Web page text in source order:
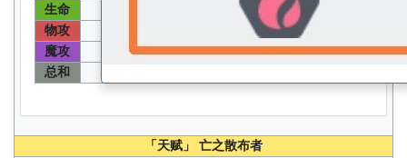
生命
106
物攻
90
魔攻
412 魔防 90
462
总和
579
「天赋」
亡之散布者